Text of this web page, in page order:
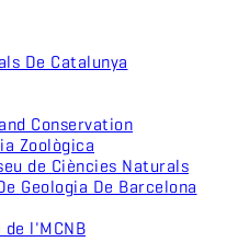
De Catalunya
Conservation
Zoològica
de Ciències Naturals
Geologia De Barcelona
l'MCNB